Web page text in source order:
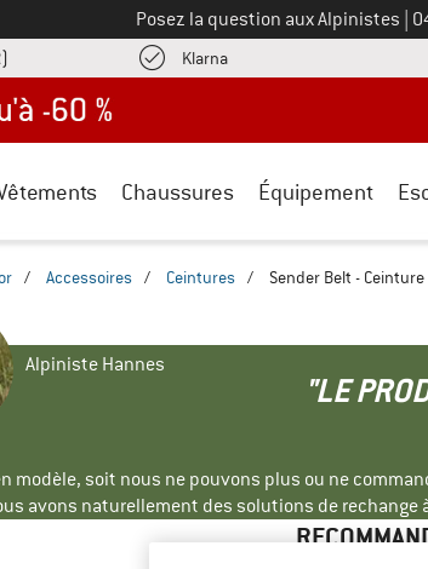
Posez la question aux Alpinistes
KlarnaTrouve les informations de
Chaussures Équipement
/ Accessoires / Ceintures / Sender Belt - Ceinture
Alpiniste Hannes
"LE
modèle, soit nous ne pouvons plus ou ne
avons naturellement des solutions de rechange